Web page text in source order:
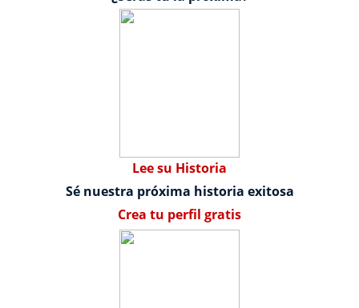
Lee su Historia
Sé nuestra próxima historia exitosa
Crea tu perfil gratis